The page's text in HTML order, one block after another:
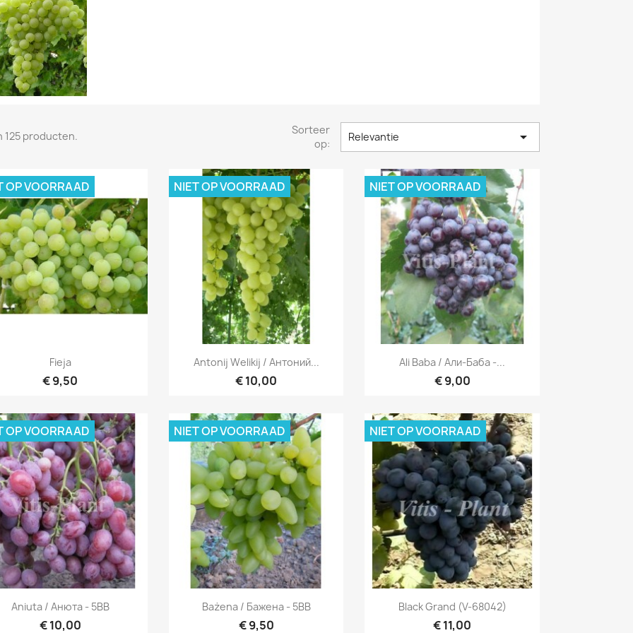
125 producten.
Sorteer
op:
Relevantie 
Snel bekijken
Fieja
€ 9,50
OP VOORRAAD
Snel bekijken
Antonij Welikij / Антоний...
€ 10,00
NIET OP VOORRAAD
Snel bekijken
Ali Baba / Али-Баба -...
€ 9,00
NIET OP VOORRAAD
Snel bekijken
Aniuta / Анюта - 5BB
€ 10,00
OP VOORRAAD
Snel bekijken
Bażena / Бажена - 5BB
€ 9,50
NIET OP VOORRAAD
Snel bekijken
Black Grand (V-68042)
€ 11,00
NIET OP VOORRAAD